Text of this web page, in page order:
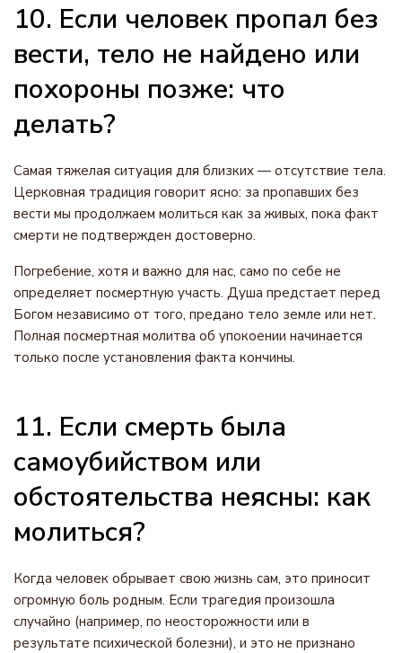
10. Если человек пропал без
вести, тело не найдено или
похороны позже: что
делать?
Самая тяжелая ситуация для близких — отсутствие тела.
Церковная традиция говорит ясно: за пропавших без
вести мы продолжаем молиться как за живых, пока факт
смерти не подтвержден достоверно.
Погребение, хотя и важно для нас, само по себе не
определяет посмертную участь. Душа предстает перед
Богом независимо от того, предано тело земле или нет.
Полная посмертная молитва об упокоении начинается
только после установления факта кончины.
11. Если смерть была
самоубийством или
обстоятельства неясны: как
молиться?
Когда человек обрывает свою жизнь сам, это приносит
огромную боль родным. Если трагедия произошла
случайно (например, по неосторожности или в
результате психической болезни), и это не признано